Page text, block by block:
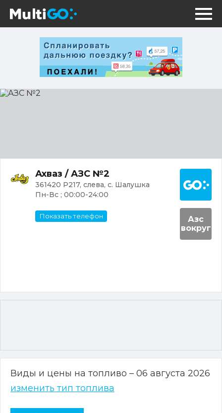
АЗС
Ахваз / АЗС №2
361420 Р217, слева, с. Шалушка
Пн-Вс ; 00:00-24:00
Показать телефон
Азс
вокруг
Виды и цены на топливо – 06 августа 2026
изменить тип топлива